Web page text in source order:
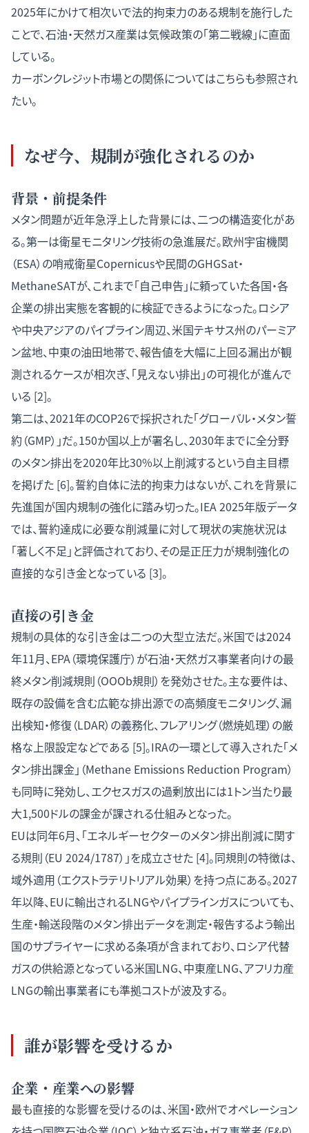
2025年にかけて相次いで法的拘束力のある規制を施行した
ことで、石油・天然ガス産業は気候政策の「第二戦線」に直面
している。
カーボンクレジット市場との関係についてはこちらも参照され
たい。
なぜ今、規制が強化されるのか
背景・前提条件
メタン問題が近年急浮上した背景には、二つの構造変化があ
る。第一は衛星モニタリング技術の急進展だ。欧州宇宙機関
（ESA）の哨戒衛星Copernicusや民間のGHGSat・
MethaneSATが、これまで「自己申告」に頼っていた各国・各
企業の排出実態を客観的に検証できるようになった。ロシア
や中央アジアのパイプライン周辺、米国テキサス州のパーミア
ン盆地、中東の油田地帯で、報告値を大幅に上回る漏出が観
測されるケースが相次ぎ、「見えない排出」の可視化が進んで
いる [2]。
第二は、2021年のCOP26で採択された「グローバル・メタン誓
約（GMP）」だ。150か国以上が署名し、2030年までに全分野
のメタン排出を2020年比30%以上削減するという自主目標
を掲げた [6]。誓約自体に法的拘束力はないが、これを背景に
先進国が国内規制の強化に踏み切った。IEA 2025年版データ
では、誓約達成に必要な削減量に対して現状の実施状況は
「著しく不足」と評価されており、その是正圧力が規制強化の
直接的な引き金となっている [3]。
直接の引き金
規制の具体的な引き金は二つの大型立法だ。米国では2024
年11月、EPA（環境保護庁）が石油・天然ガス事業者向けの最
終メタン削減規則（OOOb規則）を発効させた。主な要件は、
既存の設備を含む広範な排出源での高頻度モニタリング、漏
出検知・修復（LDAR）の義務化、フレアリング（燃焼処理）の厳
格な上限設定などである [5]。IRAの一環として導入された「メ
タン排出課金」（Methane Emissions Reduction Program）
も同時に発効し、エクセスガスの過剰放出には1トン当たり最
大1,500ドルの課金が課される仕組みとなった。
EUは同年6月、「エネルギーセクターのメタン排出削減に関す
る規則（EU 2024/1787）」を成立させた [4]。同規則の特徴は、
域外適用（エクストラテリトリアル効果）を持つ点にある。2027
年以降、EUに輸出されるLNGやパイプラインガスについても、
生産・輸送段階のメタン排出データを測定・報告するよう輸出
国のサプライヤーに求める条項が含まれており、ロシア代替
ガスの供給源となっている米国LNG、中東産LNG、アフリカ産
LNGの輸出事業者にも準拠コストが波及する。
誰が影響を受けるか
企業・産業への影響
最も直接的な影響を受けるのは、米国・欧州でオペレーション